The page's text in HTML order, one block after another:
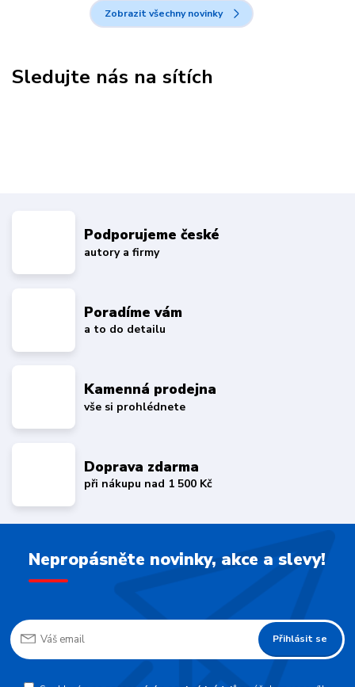
Zobrazit všechny novinky
Sledujte nás na sítích
Podporujeme české
autory a firmy
Poradíme vám
a to do detailu
Kamenná prodejna
vše si prohlédnete
Doprava zdarma
při nákupu nad 1 500 Kč
Nepropásněte novinky, akce a slevy!
Přihlásit se